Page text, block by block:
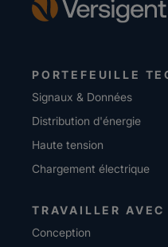
PORTEFEUILLE
Signaux & Données
Distribution d'énergie
Haute tension
Chargement électrique
TRAVAILLER AVEC
Conception